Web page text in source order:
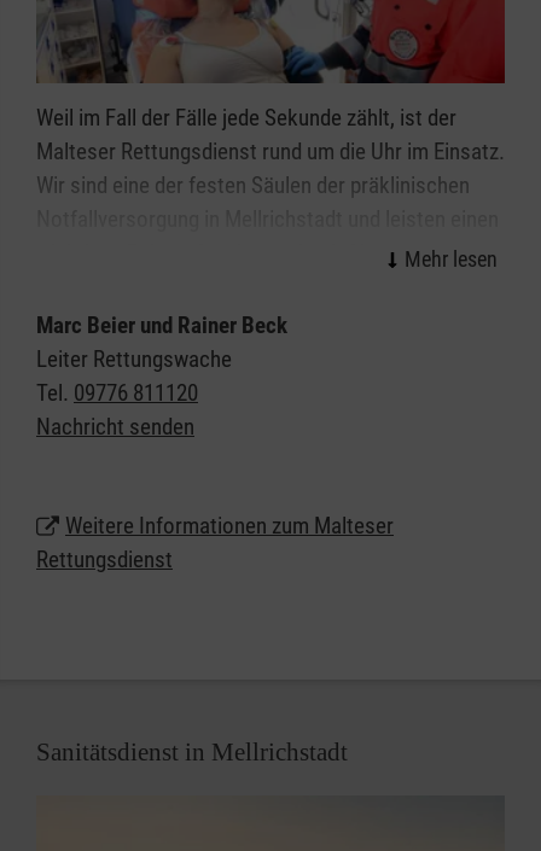
Weil im Fall der Fälle jede Sekunde zählt, ist der
Malteser Rettungsdienst rund um die Uhr im Einsatz.
Wir sind eine der festen Säulen der präklinischen
wichtigen Beitrag für eine optimale Versorgung von
Als einer der größten Arbeitgeber am Markt bieten
die Malteser attraktive Bedingungen für unsere
Mitarbeiterinnen und Mitarbeiter und vielfältige
Chancen für alle, die eine berufliche Perspektive im
Marc Beier und Rainer Beck
Leiter Rettungswache
Tel. 09776 811120
Nachricht senden
Weitere Informationen zum Malteser
Rettungsdienst
Sanitätsdienst in Mellrichstadt